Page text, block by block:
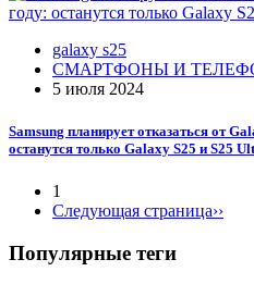
galaxy s25
СМАРТФОНЫ И
5 июля 2024
Samsung планирует отказаться от
останутся только Galaxy S25 и S25
1
Следующая страница››
Популярные теги